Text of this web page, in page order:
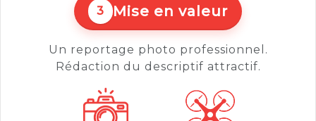
3 Mise en valeur
Un reportage photo professionnel.
Rédaction du descriptif attractif.